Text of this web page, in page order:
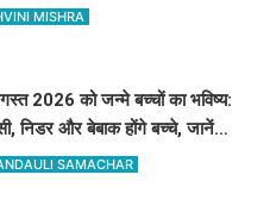
MISHRA
2026 को जन्मे बच्चों का भविष्य:
निडर और बेबाक होंगे बच्चे, जानें
और स्वभावSAMACHAR